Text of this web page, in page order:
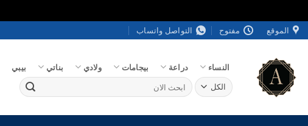
تخطي
للمحتوى
الموقع مفتوح التواصل واتساب
النساء دراعة بيجامات ولادي بناتي بيبي
البحث
عن: